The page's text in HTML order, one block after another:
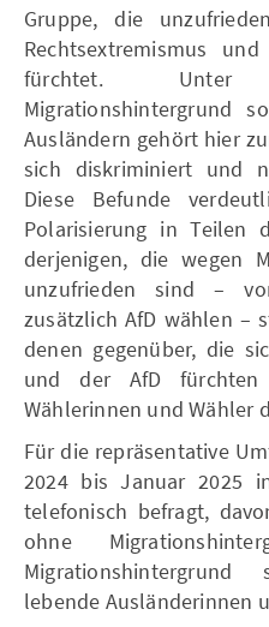
Gruppe, die
Rechtsextremismus
fürchtet.
Migrationshintergrund
Ausländern gehört hier
sich diskriminiert und
Diese Befunde
Polarisierung in Teilen
derjenigen, die wegen
unzufrieden sind –
zusätzlich AfD wählen –
denen gegenüber, die
und der AfD
Wählerinnen und Wähler
Für die repräsentative
2024 bis Januar 2025
telefonisch befragt,
ohne
lebende Ausländerinnen